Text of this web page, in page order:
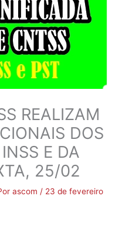
REALIZAM
DOS
E DA
25/02
ascom / 23 de fevereiro